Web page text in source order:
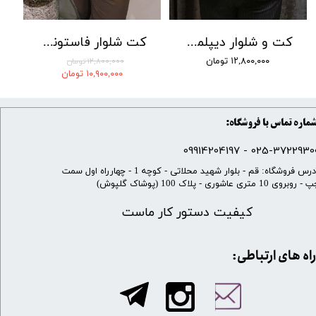
کت شلوار فاستونی سوزنی جامعه 001
۱۲,۸۰۰,۰۰۰ تومان
۱۰,۹۰۰,۰۰۰ تومان
کت و شلوار دیپلمات راه ریز جامعه کد 02
۱۲,۸۰۰,۰۰۰ تومان
شماره تماس با فروشگاه:
025-37229300 -
کیفیت دستور کار ماست
​آدرس فروشگاه: قم - بلوار شهید محلاتی - کوچه 1 - چهارراه اول سمت
10 متری عاشوری - پلاک 100 (پوشاک گلپوش)
​​راه های ارتباطی: